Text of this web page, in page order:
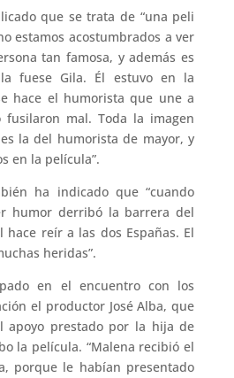
que se trata de “una peli
estamos acostumbrados a ver
tan famosa, y además es
fuese Gila. Él estuvo en la
hace el humorista que une a
fusilaron mal. Toda la imagen
la del humorista de mayor, y
en la película”.
ha indicado que “cuando
humor derribó la barrera del
reír a las dos Españas. El
heridas”.
en el encuentro con los
el productor José Alba, que
apoyo prestado por la hija de
la película. “Malena recibió el
porque le habían presentado